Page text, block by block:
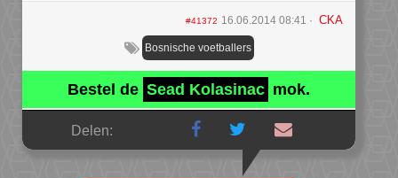
#41372 16.06.2014 08:41 CKA
Bosnische voetballers
Bestel de Sead Kolasinac mok.
Delen: